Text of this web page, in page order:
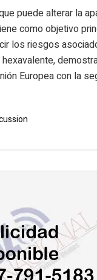
puede alterar la
como objetivo
los riesgos
Europea con la